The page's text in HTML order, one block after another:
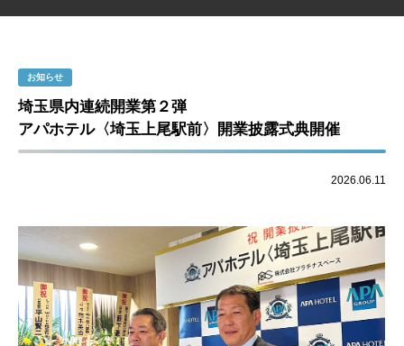
お知らせ
埼玉県内連続開業第２弾
アパホテル〈埼玉上尾駅前〉開業披露式典開催
2026.06.11